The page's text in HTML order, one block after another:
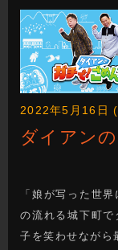
2022年5月16日
ダイアン
「娘が写った世
の流れる城下町
子を笑わせながら